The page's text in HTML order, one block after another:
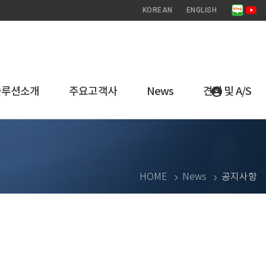
KOREAN ENGLISH
션소개 주요고객사 News 견적 및 A/S
HOME News 공지사항